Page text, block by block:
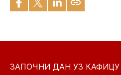
ЗАПОЧНИ ДАН УЗ КАФИЦУ